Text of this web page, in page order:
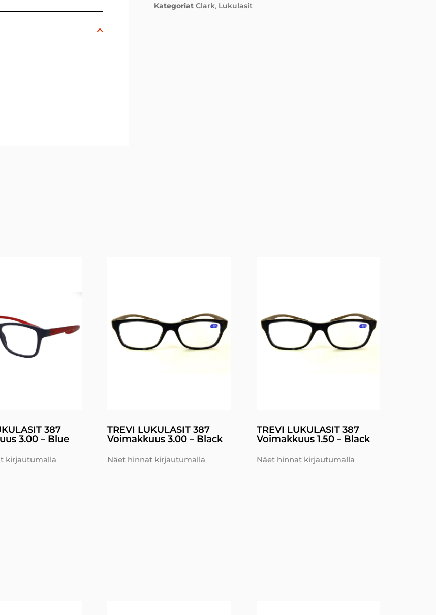
Kategoriat Clark, Lukulasit
387
3.00 – Blue
kirjautumalla
TREVI LUKULASIT 387
Voimakkuus 3.00 – Black
Näet hinnat kirjautumalla
TREVI LUKULASIT 387
Voimakkuus 1.50 – Black
Näet hinnat kirjautumalla